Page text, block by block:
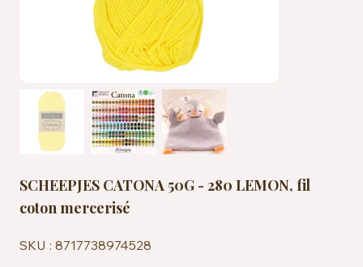
SCHEEPJES CATONA 50G - 280 LEMON, fil
coton mercerisé
SKU : 8717738974528
8717738974528